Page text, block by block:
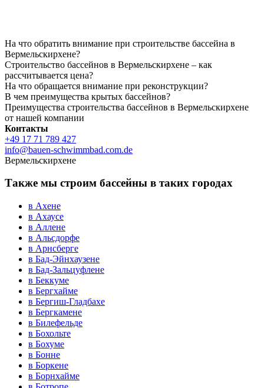
На что обратить внимание при строительстве бассейна в
Вермельскирхене?
Строительство бассейнов в Вермельскирхене – как
рассчитывается цена?
На что обращается внимание при реконструкции?
В чем преимущества крытых бассейнов?
Преимущества строительства бассейнов в Вермельскирхене
от нашей компании
Контакты
+49 17 71 789 427
info@bauen-schwimmbad.com.de
Вермельскирхене
Также мы строим бассейны в таких городах
в Ахене
в Ахаусе
в Аллене
в Альсдорфе
в Арнсберге
в Бад-Эйнхаузене
в Бад-Зальцуфлене
в Беккуме
в Бергхайме
в Бергиш-Гладбахе
в Бергкамене
в Билефельде
в Бохольте
в Бохуме
в Бонне
в Боркене
в Борнхайме